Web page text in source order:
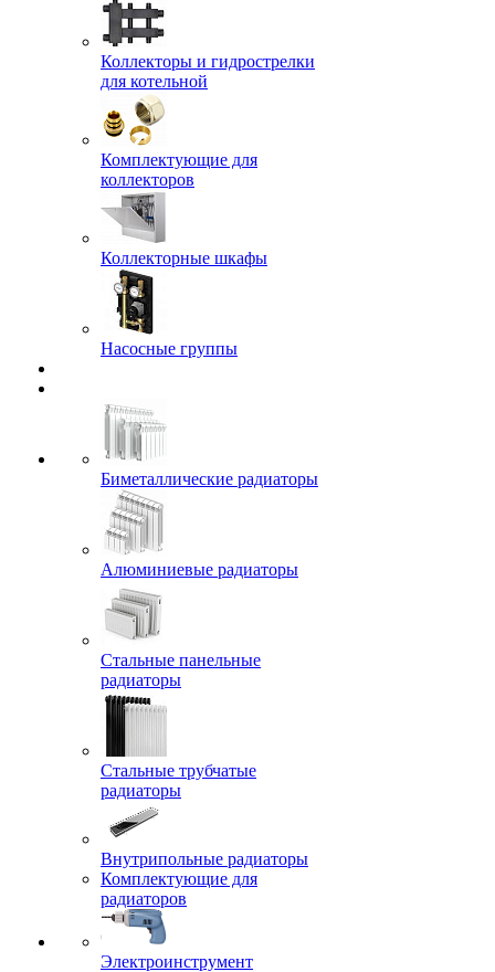
Коллекторы и гидрострелки
для котельной
Комплектующие для
коллекторов
Коллекторные шкафы
Насосные группы
Биметаллические радиаторы
Алюминиевые радиаторы
Стальные панельные
радиаторы
Стальные трубчатые
радиаторы
Внутрипольные радиаторы
Комплектующие для
радиаторов
Электроинструмент